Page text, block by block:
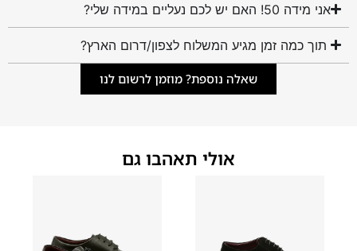
אני מידה 50! האם יש לכם נעליים במידה שלי?
תוך כמה זמן מגיע המשלוח לצפון/דרום הארץ?
שאלה נוספת? מוזמן לרשום לנו
אולי תאהבו גם